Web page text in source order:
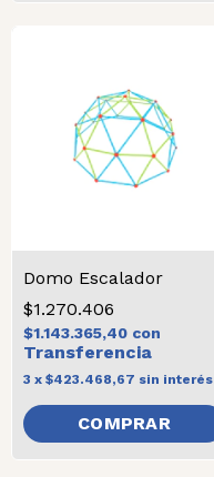
Domo Escalador
$1.270.406
$1.143.365,40 con
3 x $423.468,67 sin interés
COMPRAR